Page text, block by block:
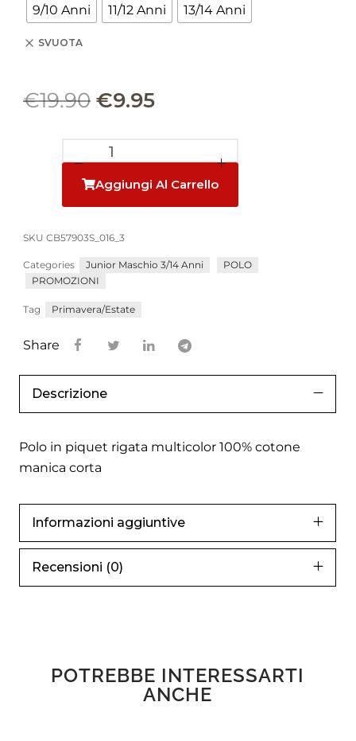
9/10 Anni
11/12 Anni 13/14 Anni
SVUOTA
€19.90 €9.95
Aggiungi Al Carrello
SKU CB57903S_016_3
Categories Junior Maschio 3/14 Anni
POLO
PROMOZIONI
Tag Primavera/Estate
Share
Descrizione
Polo in piquet rigata multicolor 100% cotone
manica corta
Informazioni aggiuntive
Recensioni (0)
POTREBBE INTERESSARTI
ANCHE